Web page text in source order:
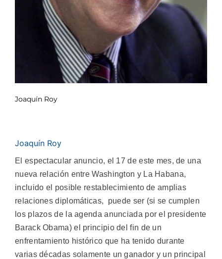
Joaquín Roy
Joaquín Roy
El espectacular anuncio, el 17 de este mes, de una
nueva relación entre Washington y La Habana,
incluido el posible restablecimiento de amplias
relaciones diplomáticas, puede ser (si se cumplen
los plazos de la agenda anunciada por el presidente
Barack Obama) el principio del fin de un
enfrentamiento histórico que ha tenido durante
varias décadas solamente un ganador y un principal